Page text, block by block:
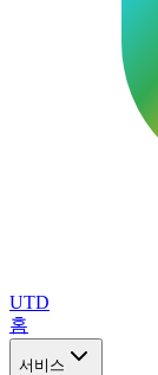
UTD
홈
서비스